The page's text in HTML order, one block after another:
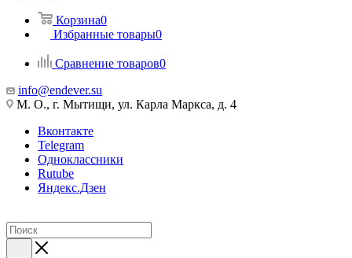
Корзина0
Избранные товары0
Сравнение товаров0
info@endever.su
М. О., г. Мытищи, ул. Карла Маркса, д. 4
Вконтакте
Telegram
Одноклассники
Rutube
Яндекс.Дзен